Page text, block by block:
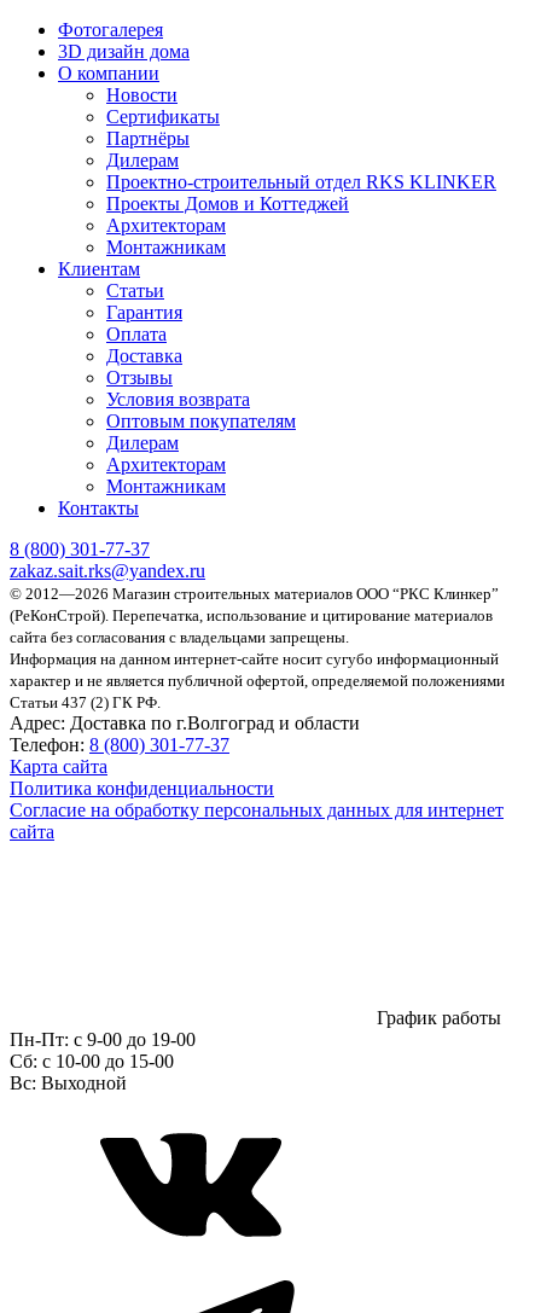
Фотогалерея
3D дизайн дома
О компании
Новости
Сертификаты
Партнёры
Дилерам
Проектно-строительный отдел RKS KLINKER
Проекты Домов и Коттеджей
Архитекторам
Монтажникам
Клиентам
Статьи
Гарантия
Оплата
Доставка
Отзывы
Условия возврата
Оптовым покупателям
Дилерам
Архитекторам
Монтажникам
Контакты
8 (800) 301-77-37
zakaz.sait.rks@yandex.ru
© 2012—2026 Магазин строительных материалов ООО “РКС Клинкер”
(РеКонСтрой). Перепечатка, использование и цитирование материалов
сайта без согласования с владельцами запрещены.
Информация на данном интернет-сайте носит сугубо информационный
характер и не является публичной офертой, определяемой положениями
Статьи 437 (2) ГК РФ.
Адрес: Доставка по г.Волгоград и области
Телефон: 8 (800) 301-77-37
Карта сайта
Политика конфиденциальности
Согласие на обработку персональных данных для интернет
сайта
График работы
Пн-Пт: с 9-00 до 19-00
Сб: c 10-00 до 15-00
Вс: Выходной